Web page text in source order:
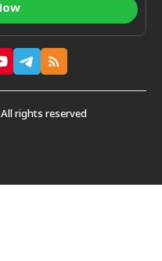
rights reserved